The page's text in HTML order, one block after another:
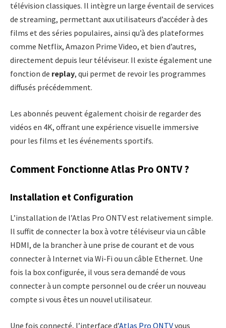
télévision classiques. Il intègre un large éventail de services
de streaming, permettant aux utilisateurs d’accéder à des
films et des séries populaires, ainsi qu’à des plateformes
comme Netflix, Amazon Prime Video, et bien d’autres,
directement depuis leur téléviseur. Il existe également une
fonction de replay, qui permet de revoir les programmes
diffusés précédemment.
Les abonnés peuvent également choisir de regarder des
vidéos en 4K, offrant une expérience visuelle immersive
pour les films et les événements sportifs.
Comment Fonctionne Atlas Pro ONTV ?
Installation et Configuration
L’installation de l’Atlas Pro ONTV est relativement simple.
Il suffit de connecter la box à votre téléviseur via un câble
HDMI, de la brancher à une prise de courant et de vous
connecter à Internet via Wi-Fi ou un câble Ethernet. Une
fois la box configurée, il vous sera demandé de vous
connecter à un compte personnel ou de créer un nouveau
compte si vous êtes un nouvel utilisateur.
Une fois connecté, l’interface d’Atlas Pro ONTVvous